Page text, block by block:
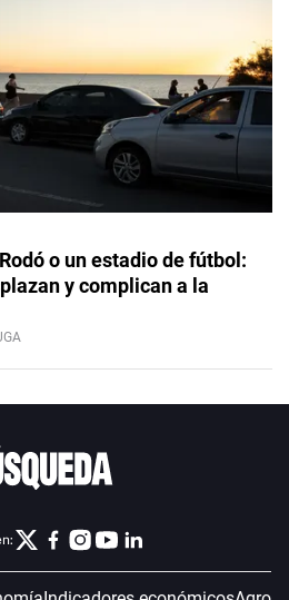
o un estadio de fútbol:
y complican a la